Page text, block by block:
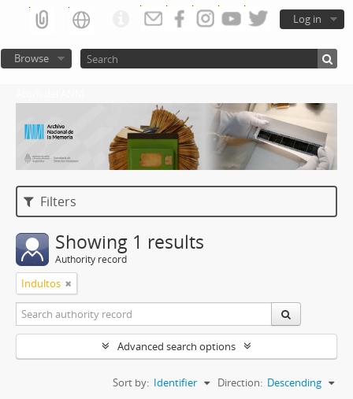
Log in
Browse
Filters
Showing 1 results
Authority record
Indultos
Advanced search options
Sort by: Identifier Direction: Descending